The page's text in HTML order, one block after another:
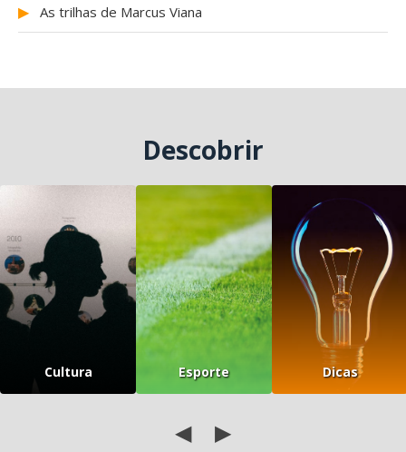
▶ As trilhas de Marcus Viana
Descobrir
Cultura Esporte Dicas
◀ ▶